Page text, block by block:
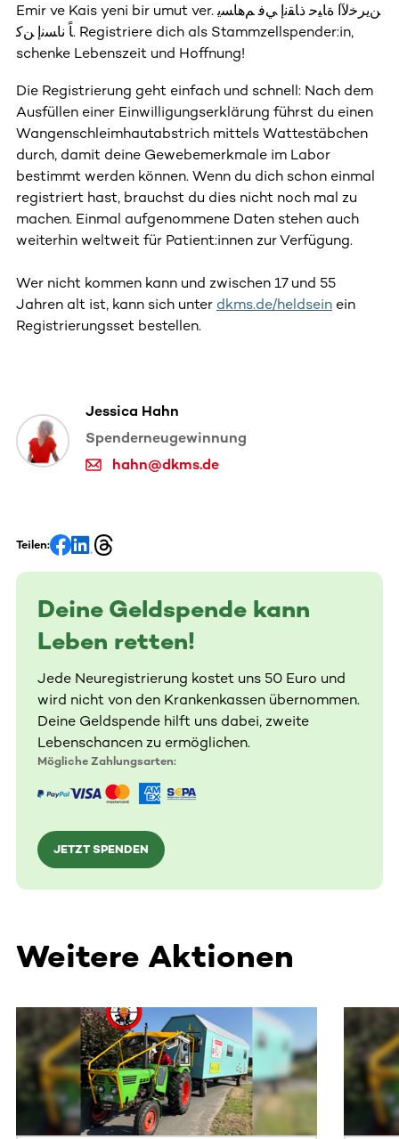
Emir ve Kais yeni bir umut ver. ﻦﻳﺮﺧﻵا ةﺎﻴﺣ ذﺎﻘﻧإ ﻲﻓ ﻢﻫﺎﺴﻳ
ﺎً ﻧﺎﺴﻧإ ﻦﻛ. Registriere dich als Stammzellspender:in,
schenke Lebenszeit und Hoffnung!
Die Registrierung geht einfach und schnell: Nach dem
Ausfüllen einer Einwilligungserklärung führst du einen
Wangenschleimhautabstrich mittels Wattestäbchen
durch, damit deine Gewebemerkmale im Labor
bestimmt werden können. Wenn du dich schon einmal
registriert hast, brauchst du dies nicht noch mal zu
machen. Einmal aufgenommene Daten stehen auch
weiterhin weltweit für Patient:innen zur Verfügung.
Wer nicht kommen kann und zwischen 17 und 55
Jahren alt ist, kann sich unter dkms.de/heldsein ein
Registrierungsset bestellen.
Jessica Hahn
Spenderneugewinnung
hahn@dkms.de
Teilen:
Deine Geldspende kann
Leben retten!
Jede Neuregistrierung kostet uns 50 Euro und
wird nicht von den Krankenkassen übernommen.
Deine Geldspende hilft uns dabei, zweite
Lebenschancen zu ermöglichen.
Mögliche Zahlungsarten:
JETZT SPENDEN
Weitere Aktionen
Dieser Bereich enthält horizontal scrollbare Inhalte.